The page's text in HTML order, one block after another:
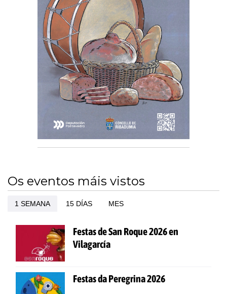
Os eventos máis vistos
1 SEMANA 15 DÍAS MES
Festas de San Roque 2026 en
Vilagarcía
Festas da Peregrina 2026